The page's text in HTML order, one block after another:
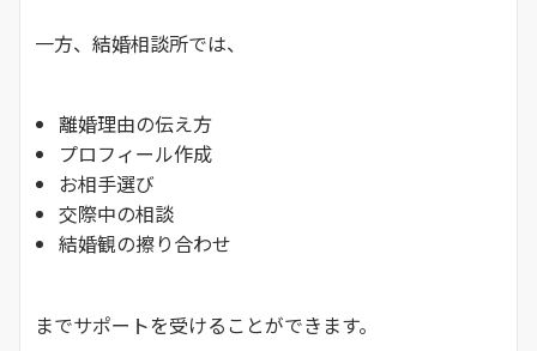
一方、結婚相談所では、
離婚理由の伝え方
プロフィール作成
お相手選び
交際中の相談
結婚観の擦り合わせ
までサポートを受けることができます。